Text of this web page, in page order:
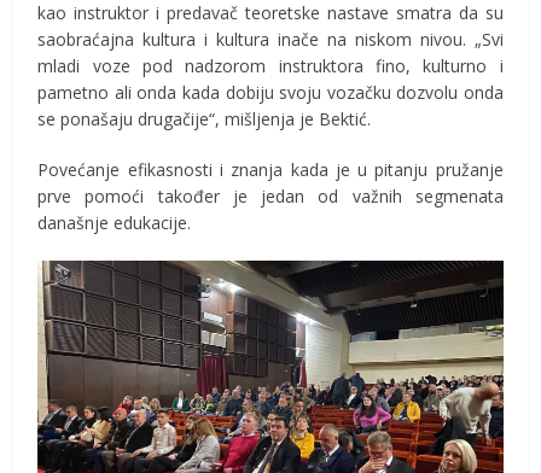
kao instruktor i predavač teoretske nastave smatra da su
saobraćajna kultura i kultura inače na niskom nivou. „Svi
mladi voze pod nadzorom instruktora fino, kulturno i
pametno ali onda kada dobiju svoju vozačku dozvolu onda
se ponašaju drugačije“, mišljenja je Bektić.
Povećanje efikasnosti i znanja kada je u pitanju pružanje
prve pomoći također je jedan od važnih segmenata
današnje edukacije.